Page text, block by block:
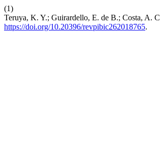
(1)
Teruya, K. Y.; Guirardello, E. de B.; Costa, A.
https://doi.org/10.20396/revpibic262018765.